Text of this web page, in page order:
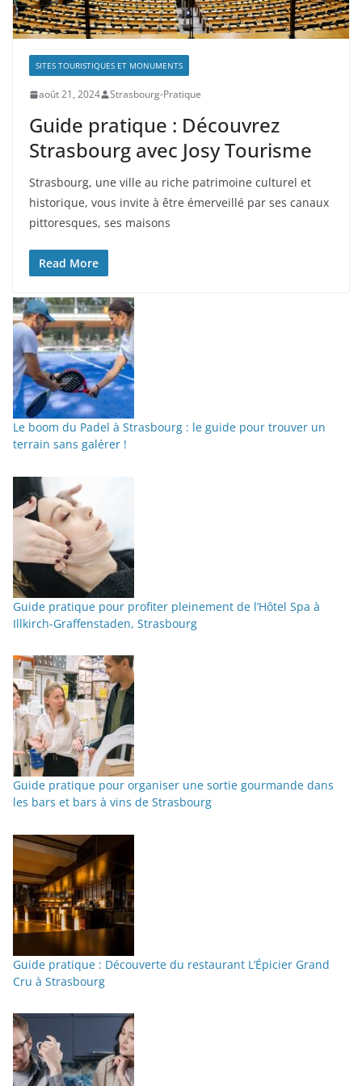
SITES TOURISTIQUES ET MONUMENTS
août 21, 2024 Strasbourg-Pratique
Guide pratique : Découvrez
Strasbourg avec Josy Tourisme
Strasbourg, une ville au riche patrimoine culturel et
historique, vous invite à être émerveillé par ses canaux
pittoresques, ses maisons
Read More
Le boom du Padel à Strasbourg : le guide pour trouver un
terrain sans galérer !
Guide pratique pour profiter pleinement de l’Hôtel Spa à
Illkirch-Graffenstaden, Strasbourg
Guide pratique pour organiser une sortie gourmande dans
les bars et bars à vins de Strasbourg
Guide pratique : Découverte du restaurant L’Épicier Grand
Cru à Strasbourg